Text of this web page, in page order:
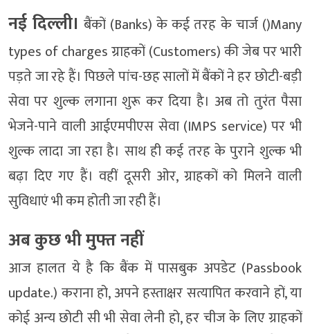
नई दिल्ली। बैंकों (Banks) के कई तरह के चार्ज ()Many
types of charges ग्राहकों (Customers) की जेब पर भारी
पड़ते जा रहे हैं। पिछले पांच-छह सालों में बैंकों ने हर छोटी-बड़ी
सेवा पर शुल्क लगाना शुरू कर दिया है। अब तो तुरंत पैसा
भेजने-पाने वाली आईएमपीएस सेवा (IMPS service) पर भी
शुल्क लादा जा रहा है। साथ ही कई तरह के पुराने शुल्क भी
बढ़ा दिए गए हैं। वहीं दूसरी ओर, ग्राहकों को मिलने वाली
सुविधाएं भी कम होती जा रही हैं।
अब कुछ भी मुफ्त नहीं
आज हालत ये है कि बैंक में पासबुक अपडेट (Passbook
update.) कराना हो, अपने हस्ताक्षर सत्यापित करवाने हों, या
कोई अन्य छोटी सी भी सेवा लेनी हो, हर चीज के लिए ग्राहकों